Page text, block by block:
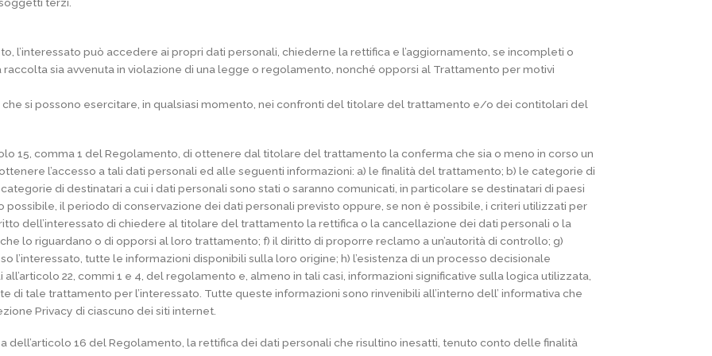
terzi.
l’interessato può accedere ai propri dati personali, chiederne la rettifica e l’aggiornamento, se incompleti o
sia avvenuta in violazione di una legge o regolamento, nonché opporsi al Trattamento per motivi
si possono esercitare, in qualsiasi momento, nei confronti del titolare del trattamento e/o dei contitolari del
15, comma 1 del Regolamento, di ottenere dal titolare del trattamento la conferma che sia o meno in corso un
l’accesso a tali dati personali ed alle seguenti informazioni: a) le finalità del trattamento; b) le categorie di
di destinatari a cui i dati personali sono stati o saranno comunicati, in particolare se destinatari di paesi
possibile, il periodo di conservazione dei dati personali previsto oppure, se non è possibile, i criteri utilizzati per
dell’interessato di chiedere al titolare del trattamento la rettifica o la cancellazione dei dati personali o la
lo riguardano o di opporsi al loro trattamento; f) il diritto di proporre reclamo a un’autorità di controllo; g)
l’interessato, tutte le informazioni disponibili sulla loro origine; h) l’esistenza di un processo decisionale
22, commi 1 e 4, del regolamento e, almeno in tali casi, informazioni significative sulla logica utilizzata,
di tale trattamento per l’interessato. Tutte queste informazioni sono rinvenibili all’interno dell’ informativa che
Privacy di ciascuno dei siti internet.
dell’articolo 16 del Regolamento, la rettifica dei dati personali che risultino inesatti, tenuto conto delle finalità